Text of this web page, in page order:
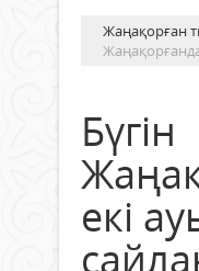
Жаңақорған
Бүгін
екі